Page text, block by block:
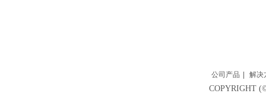
公司产品 解决
COPYRIGHT